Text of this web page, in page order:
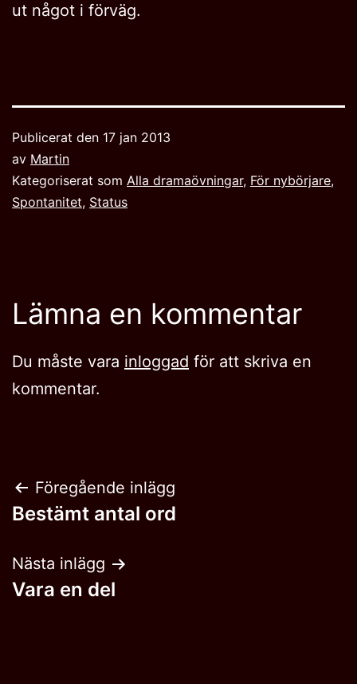
ut något i förväg.
Publicerat den 17 jan 2013
av Martin
Kategoriserat som Alla dramaövningar, För nybörjare,
Spontanitet, Status
Lämna en kommentar
Du måste vara inloggad för att skriva en
kommentar.
Inläggsnavigering
Föregående inlägg
Bestämt antal ord
Nästa inlägg
Vara en del